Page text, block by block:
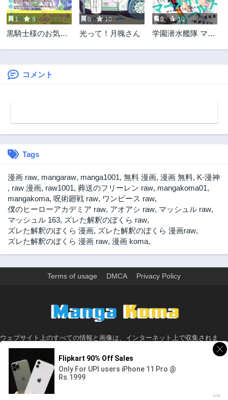
1 9
黒騎士様のお気に
れています～
0 10
光って！月魄さん
0 10
学園潜水艦隊 マー
コメント
Tags
漫画 raw, mangaraw, manga1001, 無料 漫画, 漫画 無料, K-漫神
, raw 漫画, raw1001, 葬送のフリーレン raw, mangakoma01,
mangakoma, 呪術廻戦 raw, ワンピース raw,
僕のヒーローアカデミア raw, アオアシ raw, マッシュル raw,
マッシュル 163, ズレた解釈のぼくら raw,
ズレた解釈のぼくら 漫画, ズレた解釈のぼくら 漫画raw,
ズレた解釈のぼくら 漫画 raw, 漫画 koma,
Terms of usage DMCA Privacy Policy
ウェブサイト上のすべての情報と画像は、インターネット上で収集されま
す。 このウェブサイトの情報については、所有していないか、責任を負いま
せん。 個人や組織に影響を与える場合は、必要に応じて、すぐに検討して削
除します。